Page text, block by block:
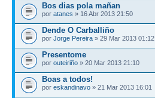
Bos dias pola mañan
por atanes » 16 Abr 2013 21:50
Dende O Carballiño
por Jorge Pereira » 29 Mar 2013 01:12
Presentome
por outeiriño » 20 Mar 2013 21:10
Boas a todos!
por eskandinavo » 21 Mar 2013 16:01